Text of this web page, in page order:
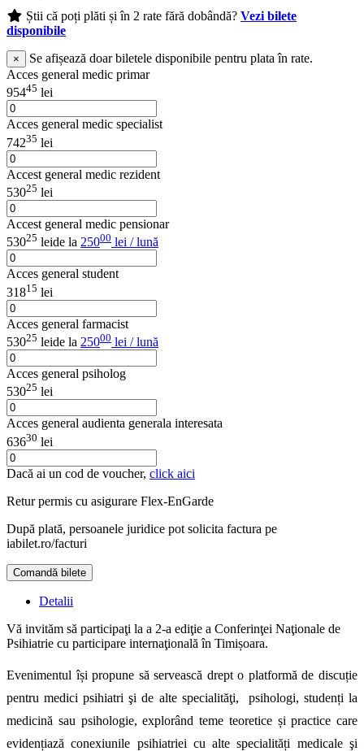
Știi că poți plăti și în 2 rate fără dobândă? Vezi bilete
disponibile
×
Se afișează doar biletele disponibile pentru plata în rate.
Acces general medic primar
95445 lei
Acces general medic specialist
74235 lei
Accest general medic rezident
53025 lei
Accest general medic pensionar
53025 leide la 25000 lei / lună
Acces general student
31815 lei
Acces general farmacist
53025 leide la 25000 lei / lună
Acces general psiholog
53025 lei
Acces general audienta generala interesata
63630 lei
Dacă ai un cod de voucher, click aici
Retur permis cu asigurare Flex-EnGarde
După plată, persoanele juridice pot solicita factura pe
iabilet.ro/facturi
Comandă bilete
Detalii
Vă invităm să participaţi la a 2-a ediţie a Conferinţei Naţionale de
Psihiatrie cu participare internaţională în Timișoara.
Evenimentul își propune să servească drept o platformă de discuție
pentru medici psihiatri şi de alte specialităţi, psihologi, studenți la
medicină sau psihologie, explorând teme teoretice și practice care
evidențiază conexiunile psihiatriei cu alte specialități medicale şi